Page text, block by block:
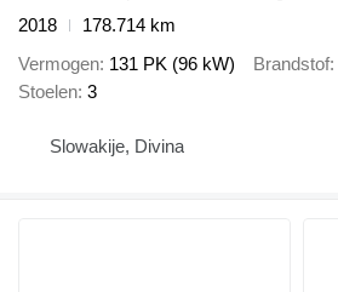
2018
178.714 km
Vermogen 131 PK (96 kW) Brandstof
Stoelen 3
Slowakije, Divina